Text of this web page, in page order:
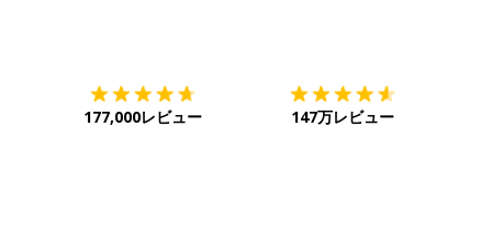
177,000レビュー 147万レビュー